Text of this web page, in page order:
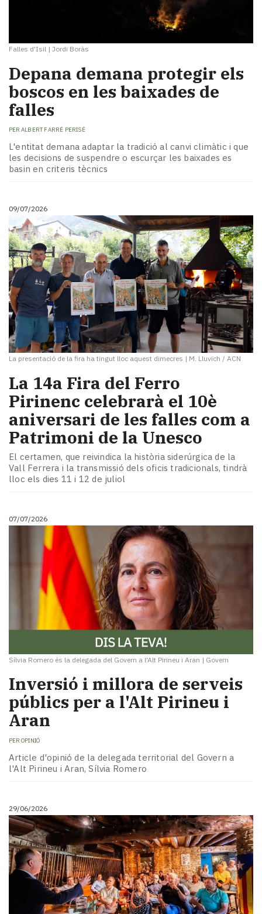
Falles d'Isil | Jordi Boràs
Depana demana protegir els
boscos en les baixades de
falles
PER ALBERT FARRÉ PERISÉ
L'entitat demana adaptar la tradició al canvi climàtic i que
les decisions de suspendre o escurçar les baixades es
basin en criteris tècnics
09/07/2026
La presentació de la fira ha tingut lloc aquest dimecres | M. Lluvich / ACN
La 14a Fira del Ferro
Pirinenc celebrarà el 10è
aniversari de les falles com a
Patrimoni de la Unesco
El certamen, que reivindica la història siderúrgica de la
Vall Ferrera i la transmissió dels oficis tradicionals, tindrà
lloc els dies 11 i 12 de juliol
07/07/2026
Sílvia Romero és la delegada del Govern a l'Alt Pirineu i Aran | Govern
Inversió i millora de serveis
públics per a l'Alt Pirineu i
Aran
PER OPINIÓ
Article d'opinió de la delegada territorial del Govern a
l'Alt Pirineu i Aran, Sílvia Romero
29/06/2026